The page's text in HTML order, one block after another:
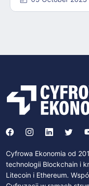
Cyfrowa Ekonomia od
technologii Blockchain i
Litecoin i Ethereum.